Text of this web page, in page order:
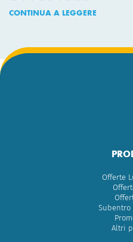
CONTINUA A LEGGERE
Offerte
Subentro
Altri